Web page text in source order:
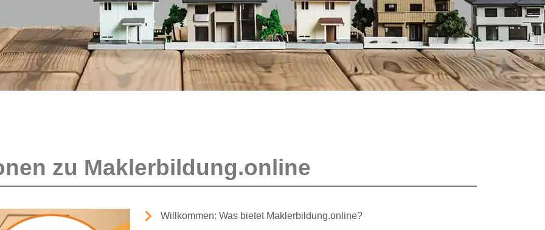
gem.
20 Stunden -
zu Maklerbildung.online
Willkommen: Was bietet Maklerbildung.online?